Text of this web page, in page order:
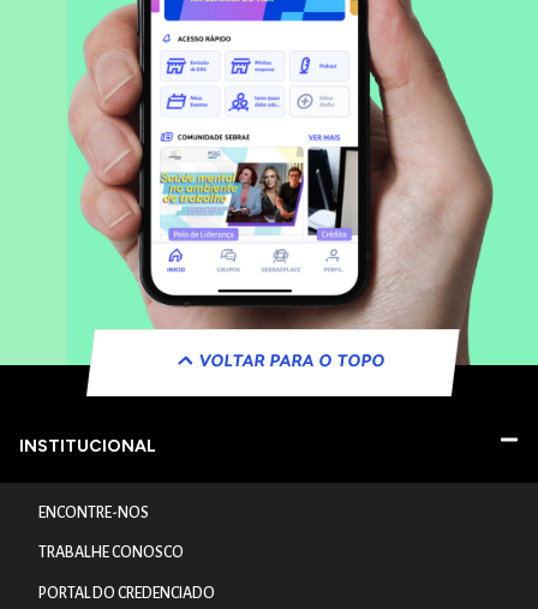
VOLTAR PARA O TOPO
INSTITUCIONAL
ENCONTRE-NOS
TRABALHE CONOSCO
PORTAL DO CREDENCIADO